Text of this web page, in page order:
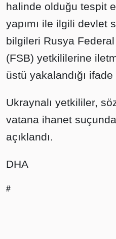
halinde olduğu tespit
yapımı ile ilgili devlet
bilgileri Rusya
(FSB) yetkililerine
üstü yakalandığı
Ukraynalı yetkililer,
vatana ihanet
açıklandı.
DHA
#